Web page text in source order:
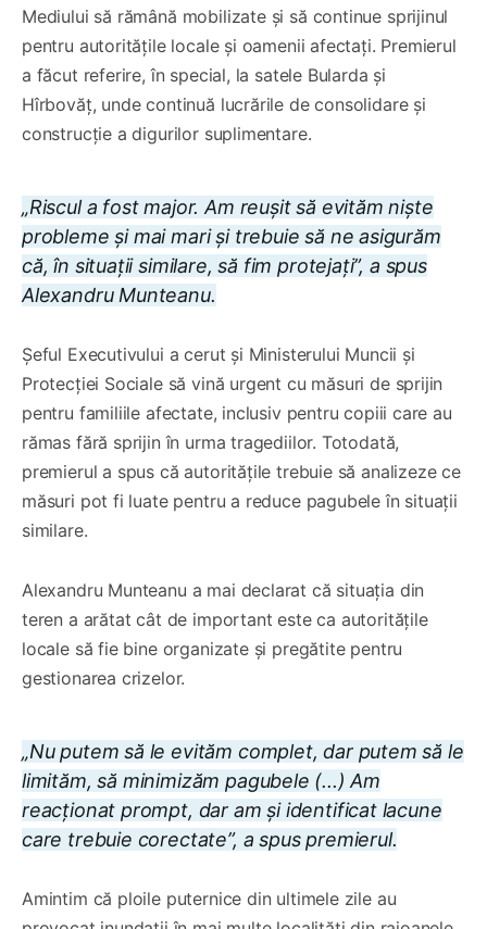
Mediului să rămână mobilizate și să continue sprijinul
pentru autoritățile locale și oamenii afectați. Premierul
a făcut referire, în special, la satele Bularda și
Hîrbovăț, unde continuă lucrările de consolidare și
construcție a digurilor suplimentare.
„Riscul a fost major. Am reușit să evităm niște
probleme și mai mari și trebuie să ne asigurăm
că, în situații similare, să fim protejați”, a spus
Alexandru Munteanu.
Șeful Executivului a cerut și Ministerului Muncii și
Protecției Sociale să vină urgent cu măsuri de sprijin
pentru familiile afectate, inclusiv pentru copiii care au
rămas fără sprijin în urma tragediilor. Totodată,
premierul a spus că autoritățile trebuie să analizeze ce
măsuri pot fi luate pentru a reduce pagubele în situații
similare.
Alexandru Munteanu a mai declarat că situația din
teren a arătat cât de important este ca autoritățile
locale să fie bine organizate și pregătite pentru
gestionarea crizelor.
„Nu putem să le evităm complet, dar putem să le
limităm, să minimizăm pagubele (...) Am
reacționat prompt, dar am și identificat lacune
care trebuie corectate”, a spus premierul.
Amintim că ploile puternice din ultimele zile au